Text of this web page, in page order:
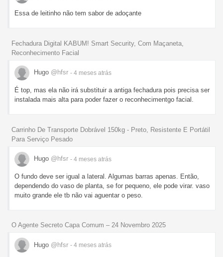
Essa de leitinho não tem sabor de adoçante
Fechadura Digital KABUM! Smart Security, Com Maçaneta,
Reconhecimento Facial
Hugo @hfsr - 4 meses atrás
É top, mas ela não irá substituir a antiga fechadura pois precisa ser
instalada mais alta para poder fazer o reconhecimentgo facial.
Carrinho De Transporte Dobrável 150kg - Preto, Resistente E Portátil
Para Serviço Pesado
Hugo @hfsr - 4 meses atrás
O fundo deve ser igual a lateral. Algumas barras apenas. Então,
dependendo do vaso de planta, se for pequeno, ele pode virar. vaso
muito grande ele tb não vai aguentar o peso.
O Agente Secreto Capa Comum – 24 Novembro 2025
Hugo @hfsr - 4 meses atrás